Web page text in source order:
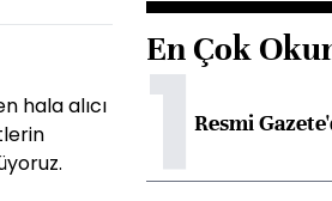
hala alıcı
En Çok
1Resmi